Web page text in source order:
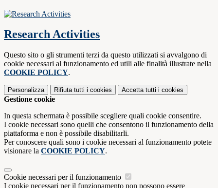
Research Activities
Questo sito o gli strumenti terzi da questo utilizzati si avvalgono di
cookie necessari al funzionamento ed utili alle finalità illustrate nella
COOKIE POLICY.
Personalizza Rifiuta tutti i cookies Accetta tutti i cookies
Gestione cookie
In questa schermata è possibile scegliere quali cookie consentire.
I cookie necessari sono quelli che consentono il funzionamento della
piattaforma e non è possibile disabilitarli.
Per conoscere quali sono i cookie necessari al funzionamento potete
visionare la COOKIE POLICY.
Cookie necessari per il funzionamento
I cookie necessari per il funzionamento non possono essere